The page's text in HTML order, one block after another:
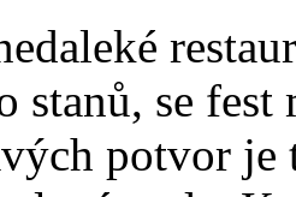
stanů, se fest
potvor